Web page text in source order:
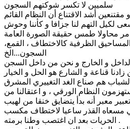
أشد الاقتناع أن النظام القائم
لكيل التهم لنا جزافا و كأننا وحوش
محاولا طمس حقيقة الصورة العامة
المساحيق الظرفية كالاختطاف ، القمع،
السجون...الخ
و الخارج و نحن من داخل السجن
قناعة و الشارع هو الحل و الخيار
هم صناع الغد التغييري المشرق
النظام الورقي ، و اعتقالنا من
معبر أنه بدأ يتضايق خنقا من لهيب
في مسعاه القذر ساعيا لاختطاف مكسب
الحريات بعد ان اغتصب وطنا برمته .